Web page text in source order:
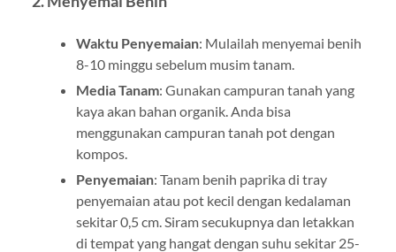
Waktu Penyemaian: Mulailah menyemai benih
8-10 minggu sebelum musim tanam.
Media Tanam: Gunakan campuran tanah yang
kaya akan bahan organik. Anda bisa
menggunakan campuran tanah pot dengan
kompos.
Penyemaian: Tanam benih paprika di tray
penyemaian atau pot kecil dengan kedalaman
sekitar 0,5 cm. Siram secukupnya dan letakkan
di tempat yang hangat dengan suhu sekitar 25-